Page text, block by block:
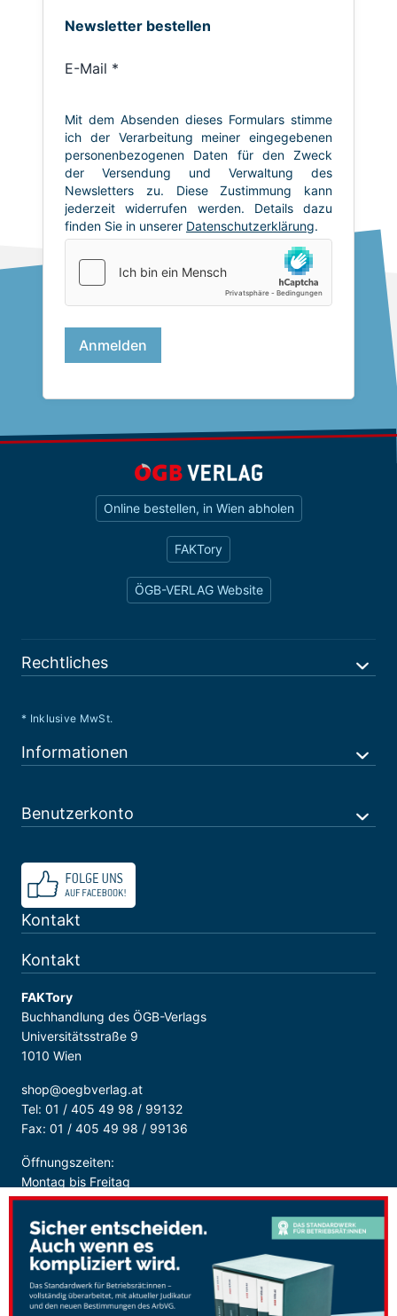
Online bestellen, in Wien abholen
FAKTory
ÖGB-VERLAG Website
Rechtliches
* Inklusive MwSt.
Informationen
Benutzerkonto
Kontakt
Kontakt
FAKTory
Buchhandlung des ÖGB-Verlags
Universitätsstraße 9
1010 Wien
shop@oegbverlag.at
Tel: 01 / 405 49 98 / 99132
Fax: 01 / 405 49 98 / 99136
Öffnungszeiten:
Montag bis Freitag
9:00 - 18:00 Uhr
durchgehend
Sicher Bezahlen: